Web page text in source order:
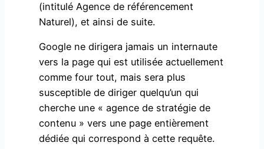
(intitulé Agence de référencement
Naturel), et ainsi de suite.
Google ne dirigera jamais un internaute
vers la page qui est utilisée actuellement
comme four tout, mais sera plus
susceptible de diriger quelqu’un qui
cherche une « agence de stratégie de
contenu » vers une page entièrement
dédiée qui correspond à cette requête.